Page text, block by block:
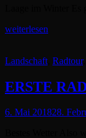
weiterlesen
Cat
Landschaft Radtour,
ERSTE
Posted
6. Mai 201828.